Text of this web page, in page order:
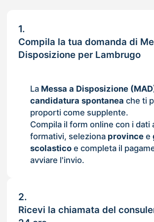
1.
Compila la tua domanda di
Disposizione per Lambrugo
La Messa a Disposizione
candidatura spontanea che ti
proporti come supplente.
Compila il form online con i dati
formativi, seleziona provincee
scolasticoe completa il
avviare l'invio.
2.
Ricevi la chiamata del